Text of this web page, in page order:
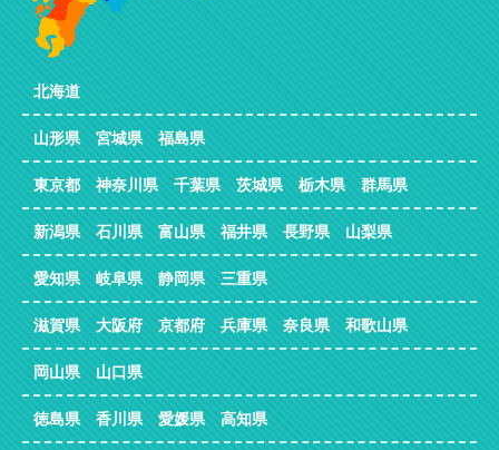
北海道
山形県 宮城県 福島県
東京都 神奈川県 千葉県 茨城県 栃木県 群馬県
新潟県 石川県 富山県 福井県 長野県 山梨県
愛知県 岐阜県 静岡県 三重県
滋賀県 大阪府 京都府 兵庫県 奈良県 和歌山県
岡山県 山口県
徳島県 香川県 愛媛県 高知県